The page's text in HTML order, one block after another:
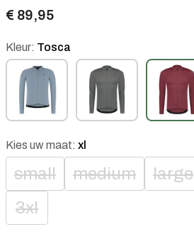
€ 89,95
Kleur: Tosca
Kies uw maat: xl
small medium large
3xl